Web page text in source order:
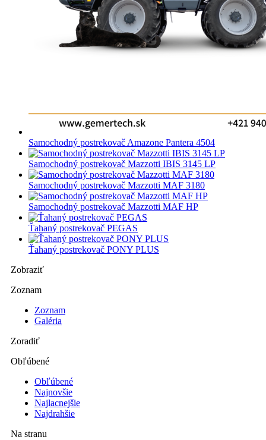
Samochodný postrekovač Amazone Pantera 4504
Samochodný postrekovač Mazzotti IBIS 3145 LP
Samochodný postrekovač Mazzotti MAF 3180
Samochodný postrekovač Mazzotti MAF HP
Ťahaný postrekovač PEGAS
Ťahaný postrekovač PONY PLUS
Zobraziť
Zoznam
Zoznam
Galéria
Zoradiť
Obľúbené
Obľúbené
Najnovšie
Najlacnejšie
Najdrahšie
Na stranu